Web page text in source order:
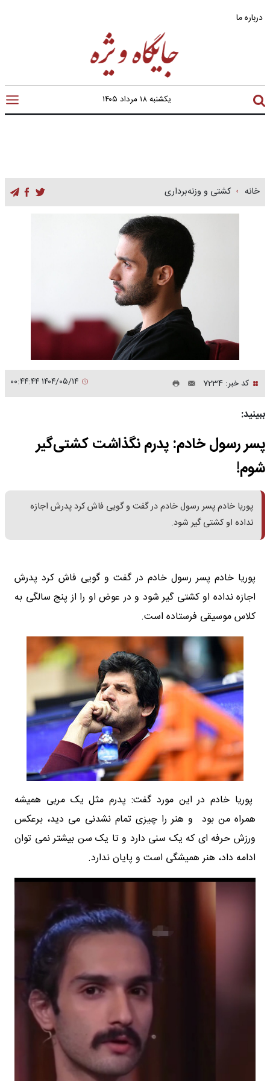
درباره ما
یکشنبه ۱۸ مرداد ۱۴۰۵
خانه کشتی و وزنه‌برداری
کد خبر: 7234
ببینید:
پسر رسول خادم: پدرم نگذاشت کشتی‌گیر
شوم!
پوریا خادم پسر رسول خادم در گفت و گویی فاش کرد پدرش اجازه
نداده او کشتی گیر شود.
پوریا خادم پسر رسول خادم در گفت و گویی فاش کرد پدرش
اجازه نداده او کشتی گیر شود و در عوض او را از پنج سالگی به
کلاس موسیقی فرستاده است.
پوریا خادم در این مورد گفت: پدرم مثل یک مربی همیشه
همراه من بود و هنر را چیزی تمام نشدنی می دید، برعکس
ورزش حرفه ای که یک سنی دارد و تا یک سن بیشتر نمی توان
ادامه داد، هنر همیشگی است و پایان ندارد.